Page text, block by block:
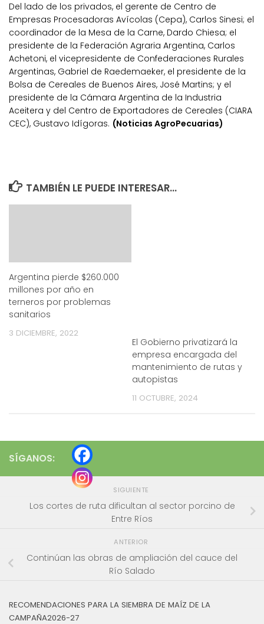
Del lado de los privados, el gerente de Centro de
Empresas Procesadoras Avícolas (Cepa), Carlos Sinesi; el
coordinador de la Mesa de la Carne, Dardo Chiesa; el
presidente de la Federación Agraria Argentina, Carlos
Achetoni, el vicepresidente de Confederaciones Rurales
Argentinas, Gabriel de Raedemaeker, el presidente de la
Bolsa de Cereales de Buenos Aires, José Martins; y el
presidente de la Cámara Argentina de la Industria
Aceitera y del Centro de Exportadores de Cereales (CIARA
CEC), Gustavo Idígoras. (Noticias AgroPecuarias)
TAMBIÉN LE PUEDE INTERESAR...
Argentina pierde $260.000
millones por año en
terneros por problemas
sanitarios
3 DICIEMBRE, 2022
El Gobierno privatizará la
empresa encargada del
mantenimiento de rutas y
autopistas
11 OCTUBRE, 2024
SÍGANOS:
SIGUIENTE
Los cortes de ruta dificultan al sector porcino de
Entre Ríos
ANTERIOR
Continúan las obras de ampliación del cauce del
Río Salado
RECOMENDACIONES PARA LA SIEMBRA DE MAÍZ DE LA
CAMPAÑA2026-27